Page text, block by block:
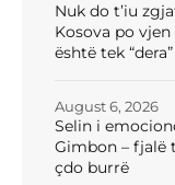
Nuk do t’iu
Kosova po
është tek “dera”
Selin i
Gimbon – fjalë
çdo burrë
August 6, 2026